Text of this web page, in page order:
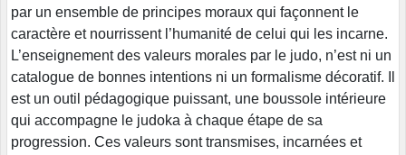
par un ensemble de principes moraux qui façonnent le
caractère et nourrissent l’humanité de celui qui les incarne.
L’enseignement des valeurs morales par le judo, n’est ni un
catalogue de bonnes intentions ni un formalisme décoratif. Il
est un outil pédagogique puissant, une boussole intérieure
qui accompagne le judoka à chaque étape de sa
progression. Ces valeurs sont transmises, incarnées et